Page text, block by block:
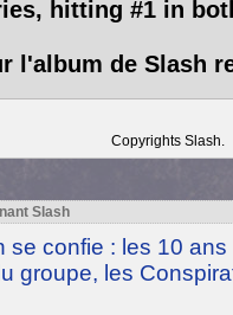
hitting #1 in
l'album de Slash
Copyrights Slash.
Slash
se confie : les 10
groupe, les